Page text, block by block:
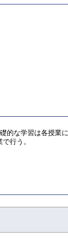
な学習は各授
行う。